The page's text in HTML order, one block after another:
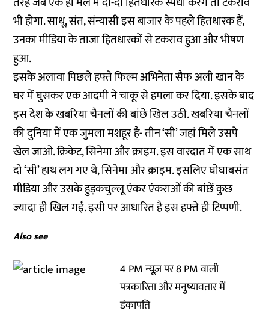
भी होगा. साधू, संत, संन्यासी इस बाजार के पहले हितधारक हैं,
उनका मीडिया के ताजा हितधारकों से टकराव हुआ और भीषण
हुआ.
इसके अलावा पिछले हफ्ते फिल्म अभिनेता सैफ अली खान के
घर में घुसकर एक आदमी ने चाकू से हमला कर दिया. इसके बाद
इस देश के खबरिया चैनलों की बांछे खिल उठी. खबरिया चैनलों
की दुनिया में एक जुमला मशहूर है- तीन ‘सी’ जहां मिले उसपे
खेल जाओ. क्रिकेट, सिनेमा और क्राइम. इस वारदात में एक साथ
दो ‘सी’ हाथ लग गए थे, सिनेमा और क्राइम. इसलिए घोघाबसंत
मीडिया और उसके हुड़कचुल्लू एंकर एंकराओं की बांछें कुछ
ज्यादा ही खिल गईं. इसी पर आधारित है इस हफ्ते ही टिप्पणी.
Also see
4 PM न्यूज़ पर 8 PM वाली
पत्रकारिता और मनुष्यावतार में
डंकापति